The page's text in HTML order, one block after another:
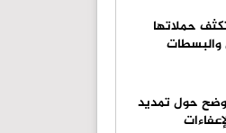
حملاتها
والبسطات
حول تمديد